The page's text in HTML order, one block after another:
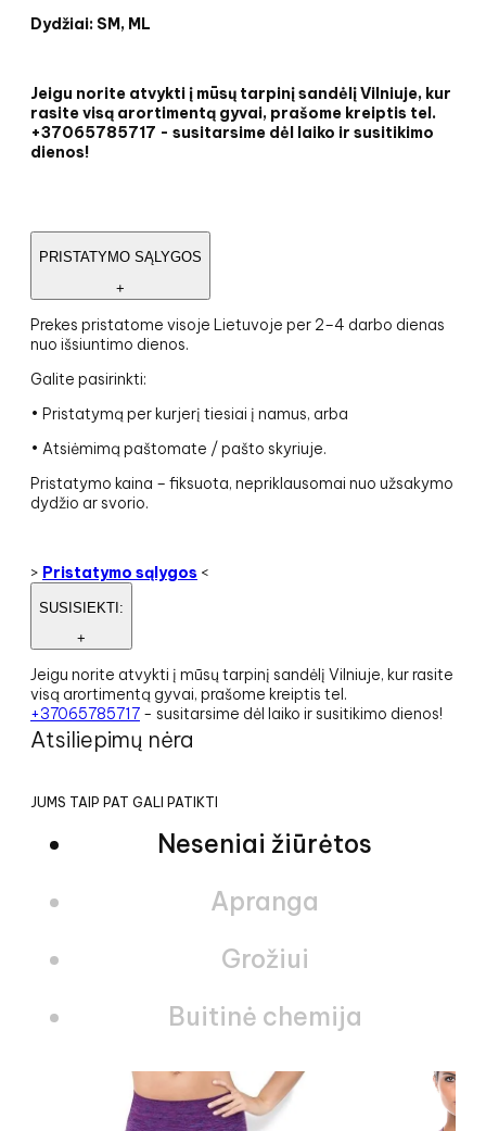
Dydžiai: SM, ML
Jeigu norite atvykti į mūsų tarpinį sandėlį Vilniuje, kur
rasite visą arortimentą gyvai, prašome kreiptis tel.
+37065785717 - susitarsime dėl laiko ir susitikimo
dienos!
PRISTATYMO SĄLYGOS
+
Prekes pristatome visoje Lietuvoje per 2–4 darbo dienas
nuo išsiuntimo dienos.
Galite pasirinkti:
• Pristatymą per kurjerį tiesiai į namus, arba
• Atsiėmimą paštomate / pašto skyriuje.
Pristatymo kaina – fiksuota, nepriklausomai nuo užsakymo
dydžio ar svorio.
> Pristatymo sąlygos <
SUSISIEKTI:
+
Jeigu norite atvykti į mūsų tarpinį sandėlį Vilniuje, kur rasite
visą arortimentą gyvai, prašome kreiptis tel.
+37065785717 - susitarsime dėl laiko ir susitikimo dienos!
Atsiliepimų nėra
JUMS TAIP PAT GALI PATIKTI
Neseniai žiūrėtos
Apranga
Grožiui
Buitinė chemija